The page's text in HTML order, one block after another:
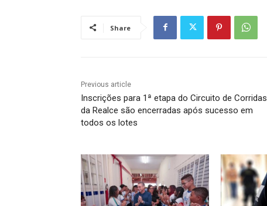
Share
Previous article
Inscrições para 1ª etapa do Circuito de Corridas
da Realce são encerradas após sucesso em
todos os lotes